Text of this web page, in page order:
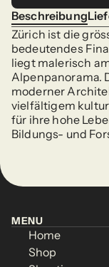
Beschreibung
Beschreibung
Zürich ist die
bedeutendes
liegt malerisch
Alpenpanorama.
moderner
vielfältigem
für ihre hohe
Bildungs- und
MENU
Home
MENU
Home
Home
Shop